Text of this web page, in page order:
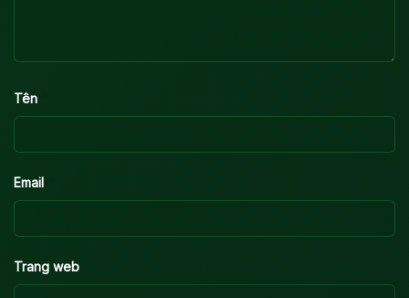
Tên
Email
Trang web